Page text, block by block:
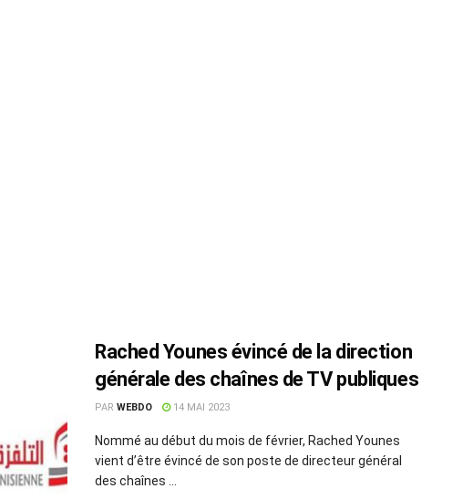
Rached Younes évincé de la direction
générale des chaînes de TV publiques
PAR WEBDO 14 MAI 2023
Nommé au début du mois de février, Rached Younes
vient d’être évincé de son poste de directeur général
des chaînes ...